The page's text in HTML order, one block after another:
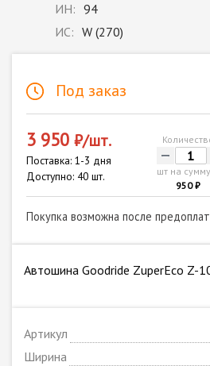
ИН: 94
ИС: W (270)
Под заказ
3 950 ₽/шт.
Поставка: 1-3 дня
Доступно: 40 шт.
-
шт на сумму
950 ₽
Покупка возможна после
Автошина Goodride ZuperEco Z-
Артикул
Ширина